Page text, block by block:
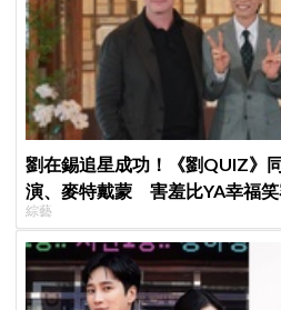
劉在錫追星成功！《劉QUIZ》
演、麥特戴蒙 害羞比YA幸福
綜藝